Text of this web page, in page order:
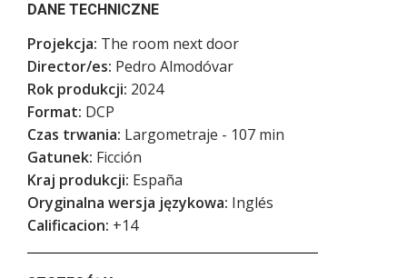
DANE TECHNICZNE
Projekcja: The room next door
Director/es: Pedro Almodóvar
Rok produkcji: 2024
Format: DCP
Czas trwania: Largometraje - 107 min
Gatunek: Ficción
Kraj produkcji: España
Oryginalna wersja językowa: Inglés
Calificacion: +14